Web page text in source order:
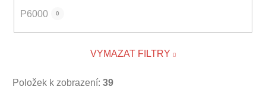
P6000 0
VYMAZAT FILTRY
Položek k zobrazení: 39